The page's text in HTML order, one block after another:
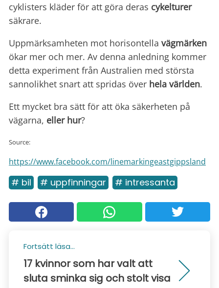
cyklisters kläder för att göra deras cykelturer
säkrare.
Uppmärksamheten mot horisontella vägmärken
ökar mer och mer. Av denna anledning kommer
detta experiment från Australien med största
sannolikhet snart att spridas över hela världen.
Ett mycket bra sätt för att öka säkerheten på
vägarna, eller hur?
Source:
https://www.facebook.com/linemarkingeastgippsland
# bil # uppfinningar # intressanta
Fortsätt läsa...
17 kvinnor som har valt att
sluta sminka sig och stolt visa